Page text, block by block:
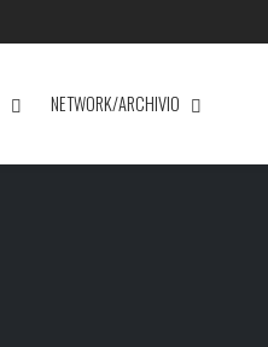
NETWORK/ARCHIVIO